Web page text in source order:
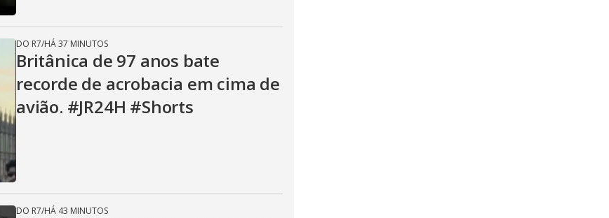
DO R7/HÁ 37 MINUTOS
Britânica de 97 anos bate
recorde de acrobacia em cima de
avião. #JR24H #Shorts
DO R7/HÁ 43 MINUTOS